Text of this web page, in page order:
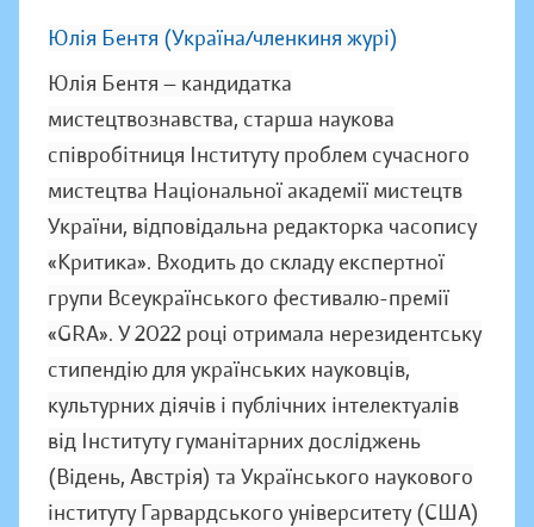
Юлія Бентя (Україна/членкиня журі)
Юлія Бентя — кандидатка
мистецтвознавства, старша наукова
співробітниця Інституту проблем сучасного
мистецтва Національної академії мистецтв
України, відповідальна редакторка часопису
«Критика». Входить до складу експертної
групи Всеукраїнського фестивалю-премії
«GRA». У 2022 році отримала нерезидентську
стипендію для українських науковців,
культурних діячів і публічних інтелектуалів
від Інституту гуманітарних досліджень
(Відень, Австрія) та Українського наукового
інституту Гарвардського університету (США)